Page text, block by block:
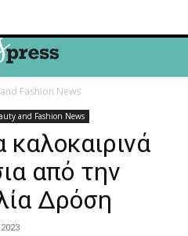
Fashion News
and Fashion News
από την
Δρόση